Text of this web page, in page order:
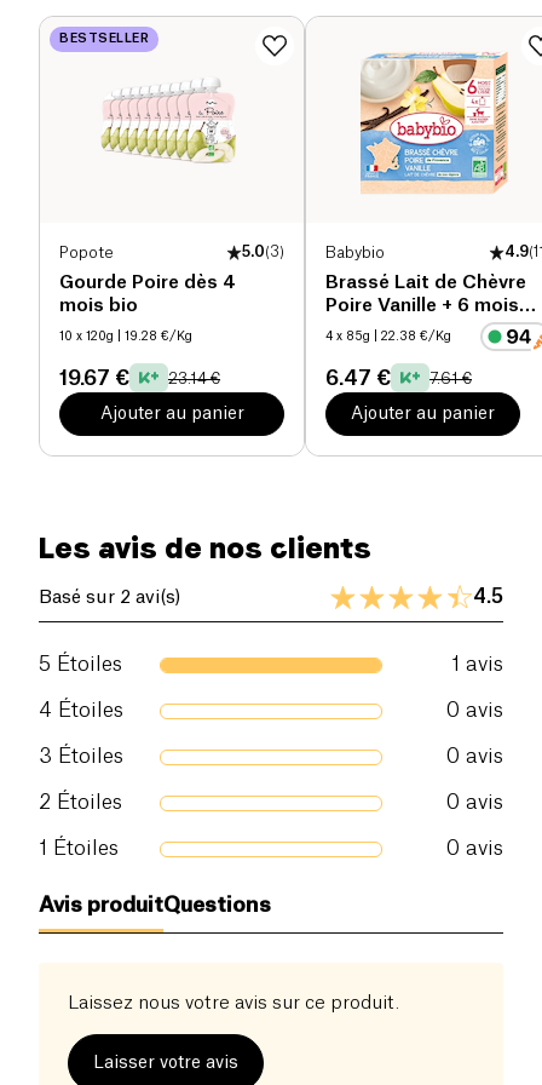
BESTSELLER
Popote 5.0(3)
Gourde Poire dès 4
mois bio
10 x 120g | 19.28 €/Kg
19.67 € 23.14 €
Ajouter au panier
Babybio 4.9(
Brassé Lait de Chèvre
Poire Vanille + 6 mois
bio
4 x 85g | 22.38 €/Kg
6.47 € 7.61 €
Ajouter au panier
nutriments.
Sans conservateur, sans sucres ajoutés et100%
, les purées se consomment seules ou
mélangées avec d’autres fruits pour encore plus de
saveur !
Protéines (g) 8.8 g
0 g
Les avis de nos clients
Basé sur 2 avi(s) 4.5
5 Étoiles 1 avis
4 Étoiles 0 avis
3 Étoiles 0 avis
2 Étoiles 0 avis
1 Étoiles 0 avis
Avis produitQuestions
Laissez nous votre avis sur ce produit.
Laisser votre avis